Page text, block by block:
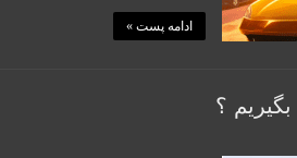
ادامه پست »